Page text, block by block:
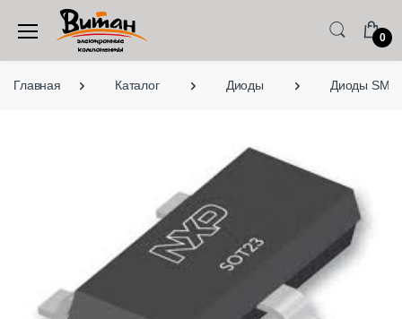
0
Главная Каталог Диоды Диоды SMD